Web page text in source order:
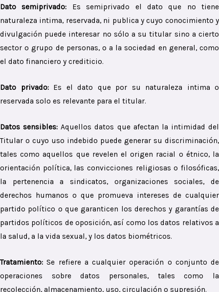
Dato semiprivado:
Es semiprivado el dato que no tiene
naturaleza intima, reservada, ni publica y cuyo conocimiento y
divulgación puede interesar no sólo a su titular sino a cierto
sector o grupo de personas, o a la sociedad en general, como
el dato financiero y crediticio.
Dato privado: Es el dato que por su naturaleza intima o
reservada solo es relevante para el titular.
Datos sensibles: Aquellos datos que afectan la intimidad del
Titular o cuyo uso indebido puede generar su discriminación,
tales como aquellos que revelen el origen racial o étnico, la
orientación política, las convicciones religiosas o filosóficas,
la pertenencia a sindicatos, organizaciones sociales, de
derechos humanos o que promueva intereses de cualquier
partido político o que garanticen los derechos y garantías de
partidos políticos de oposición, así como los datos relativos a
la salud, a la vida sexual, y los datos biométricos.
Tratamiento: Se refiere a cualquier operación o conjunto de
operaciones sobre datos personales, tales como la
recolección, almacenamiento, uso, circulación o supresión.